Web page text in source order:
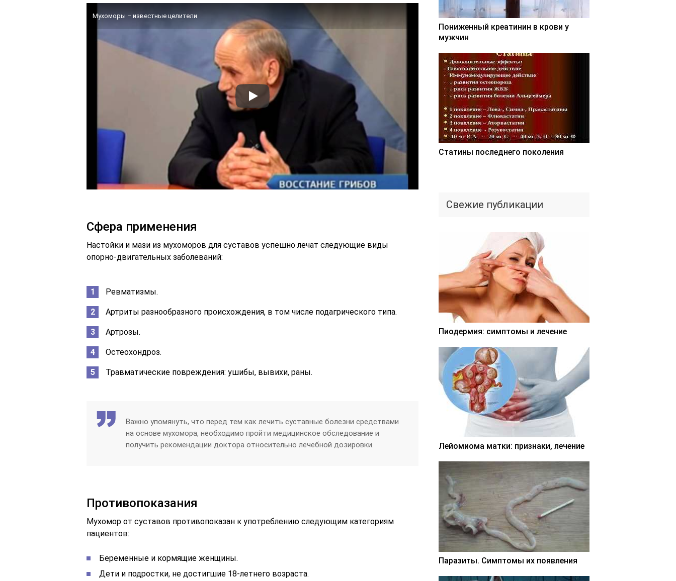
Мухоморы – известные целители
Сфера применения
Настойки и мази из мухоморов для суставов успешно лечат следующие виды
опорно-двигательных заболеваний:
Ревматизмы.
Артриты разнообразного происхождения, в том числе подагрического типа.
Артрозы.
Остеохондроз.
Травматические повреждения: ушибы, вывихи, раны.
Важно упомянуть, что перед тем как лечить суставные болезни средствами
на основе мухомора, необходимо пройти медицинское обследование и
получить рекомендации доктора относительно лечебной дозировки.
Противопоказания
Мухомор от суставов противопоказан к употреблению следующим категориям
пациентов:
Беременные и кормящие женщины.
Дети и подростки, не достигшие 18-летнего возраста.
Пониженный креатинин в крови у
мужчин
Статины последнего поколения
Свежие публикации
Пиодермия: симптомы и лечение
Лейомиома матки: признаки, лечение
Паразиты. Симптомы их появления